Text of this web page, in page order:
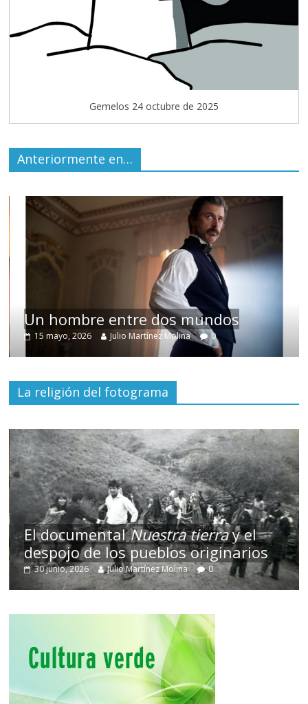
Gemelos 24 octubre de 2025
Anteriormente en…
Un hombre entre dos mundos
15 mayo, 2026 Julio Martínez Molina 0
La religión del fotograma
El documentalNuestra tierray el
despojo de los pueblos originarios
30 junio, 2026 Julio Martínez Molina 0